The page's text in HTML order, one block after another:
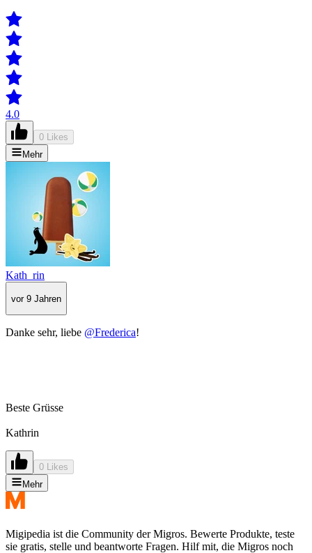
4.0
0 Likes
Mehr
Kath_rin
vor 9 Jahren
Danke sehr, liebe @Frederica!
Beste Grüsse
Kathrin
0 Likes
Mehr
Migipedia ist die Community der Migros. Bewerte Produkte, teste
sie gratis, stelle und beantworte Fragen. Hilf mit, die Migros noch